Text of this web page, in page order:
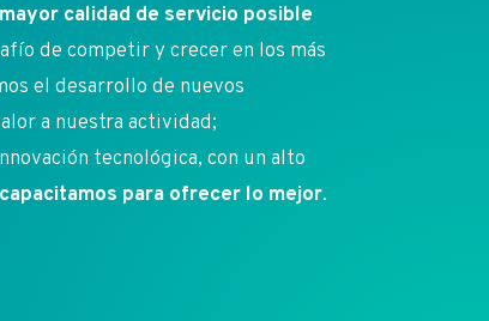
mayor calidad de servicio posible
de competir y crecer en los más
el desarrollo de nuevos
a nuestra actividad;
tecnológica, con un alto
para ofrecer lo mejor.